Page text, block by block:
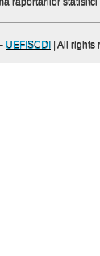
raportarilor
UEFISCDI | All